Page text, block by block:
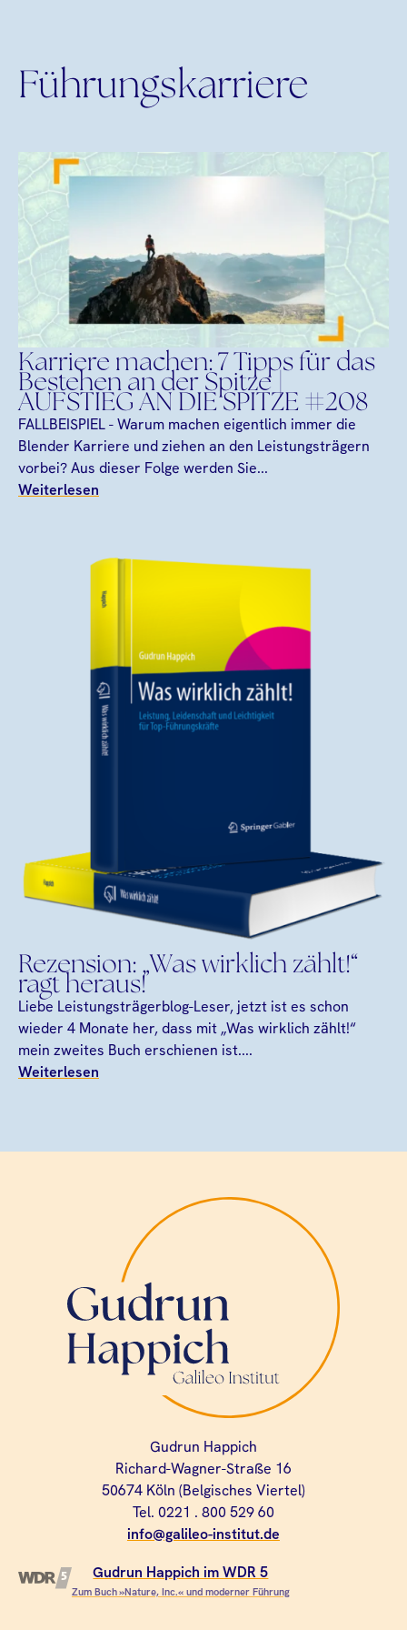
Führungskarriere
Karriere machen: 7 Tipps für das
Bestehen an der Spitze |
AUFSTIEG AN DIE SPITZE #208
FALLBEISPIEL - Warum machen eigentlich immer die
Blender Karriere und ziehen an den Leistungsträgern
vorbei? Aus dieser Folge werden Sie...
Weiterlesen
Rezension: „Was wirklich zählt!“
ragt heraus!
Liebe Leistungsträgerblog-Leser, jetzt ist es schon
wieder 4 Monate her, dass mit „Was wirklich zählt!“
mein zweites Buch erschienen ist....
Weiterlesen
Gudrun Happich
Richard-Wagner-Straße 16
50674 Köln (Belgisches Viertel)
Tel. 0221 . 800 529 60
info@galileo-institut.de
Gudrun Happich im WDR 5
Zum Buch »Nature, Inc.« und moderner Führung